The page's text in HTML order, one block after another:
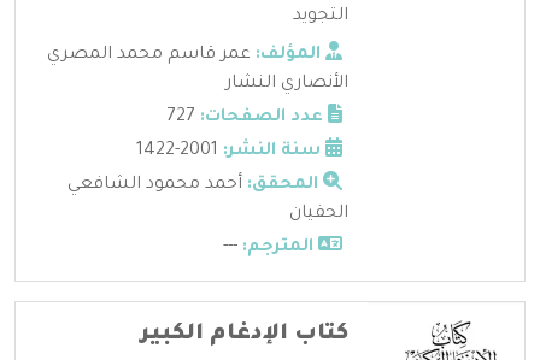
التجويد
المؤلف: عمر قاسم محمد المصري
الأنصاري النشار
عدد الصفحات:
سنة النشر:
المحقق: أحمد محمود الشافعي
الحفيان
المترجم: ---
كتاب الإدغام الكبير